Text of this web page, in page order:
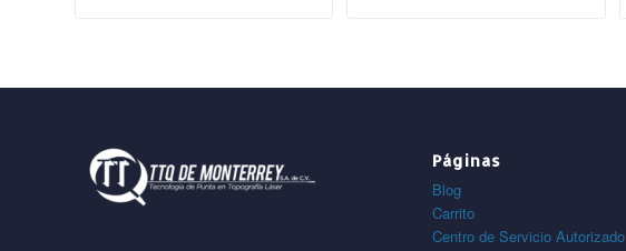
Páginas
Blog
Carrito
Centro de Servicio Autorizado